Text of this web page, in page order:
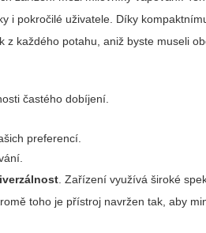
i pokročilé uživatele. Díky
z každého potahu , aniž byste museli
častého dobíjení.
preferencí.
. Zařízení využívá široké
toho je přístroj navržen tak, aby